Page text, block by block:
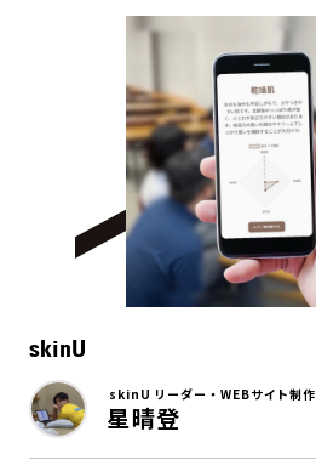
skinU
skinU リーダー・WEBサイト制作
星晴登